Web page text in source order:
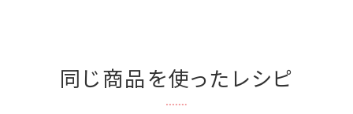
同じ商品を使ったレシピ